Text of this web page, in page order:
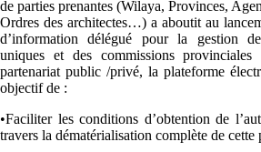
de parties prenantes (Wilaya, Provinces,
Ordres des architectes…) a aboutit au
d’information délégué pour la gestion
uniques et des commissions provinciales
partenariat public /privé, la plateforme
objectif de :
•Faciliter les conditions d’obtention de
travers la dématérialisation complète de cette